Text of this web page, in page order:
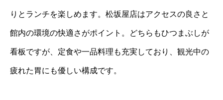
りとランチを楽しめます。松坂屋店はアクセスの良さと
館内の環境の快適さがポイント。どちらもひつまぶしが
看板ですが、定食や一品料理も充実しており、観光中の
疲れた胃にも優しい構成です。